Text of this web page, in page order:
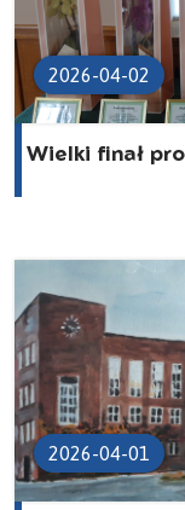
2026-04-02
Wielki finał
2026-04-01